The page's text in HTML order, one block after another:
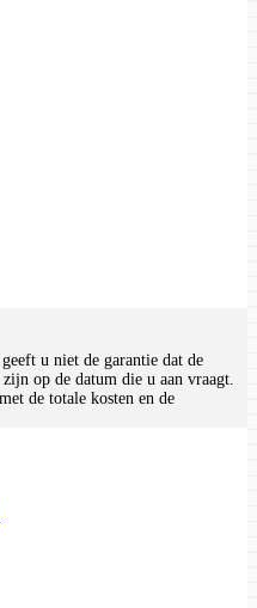
u niet de garantie dat de
op de datum die u aan vraagt.
de totale kosten en de